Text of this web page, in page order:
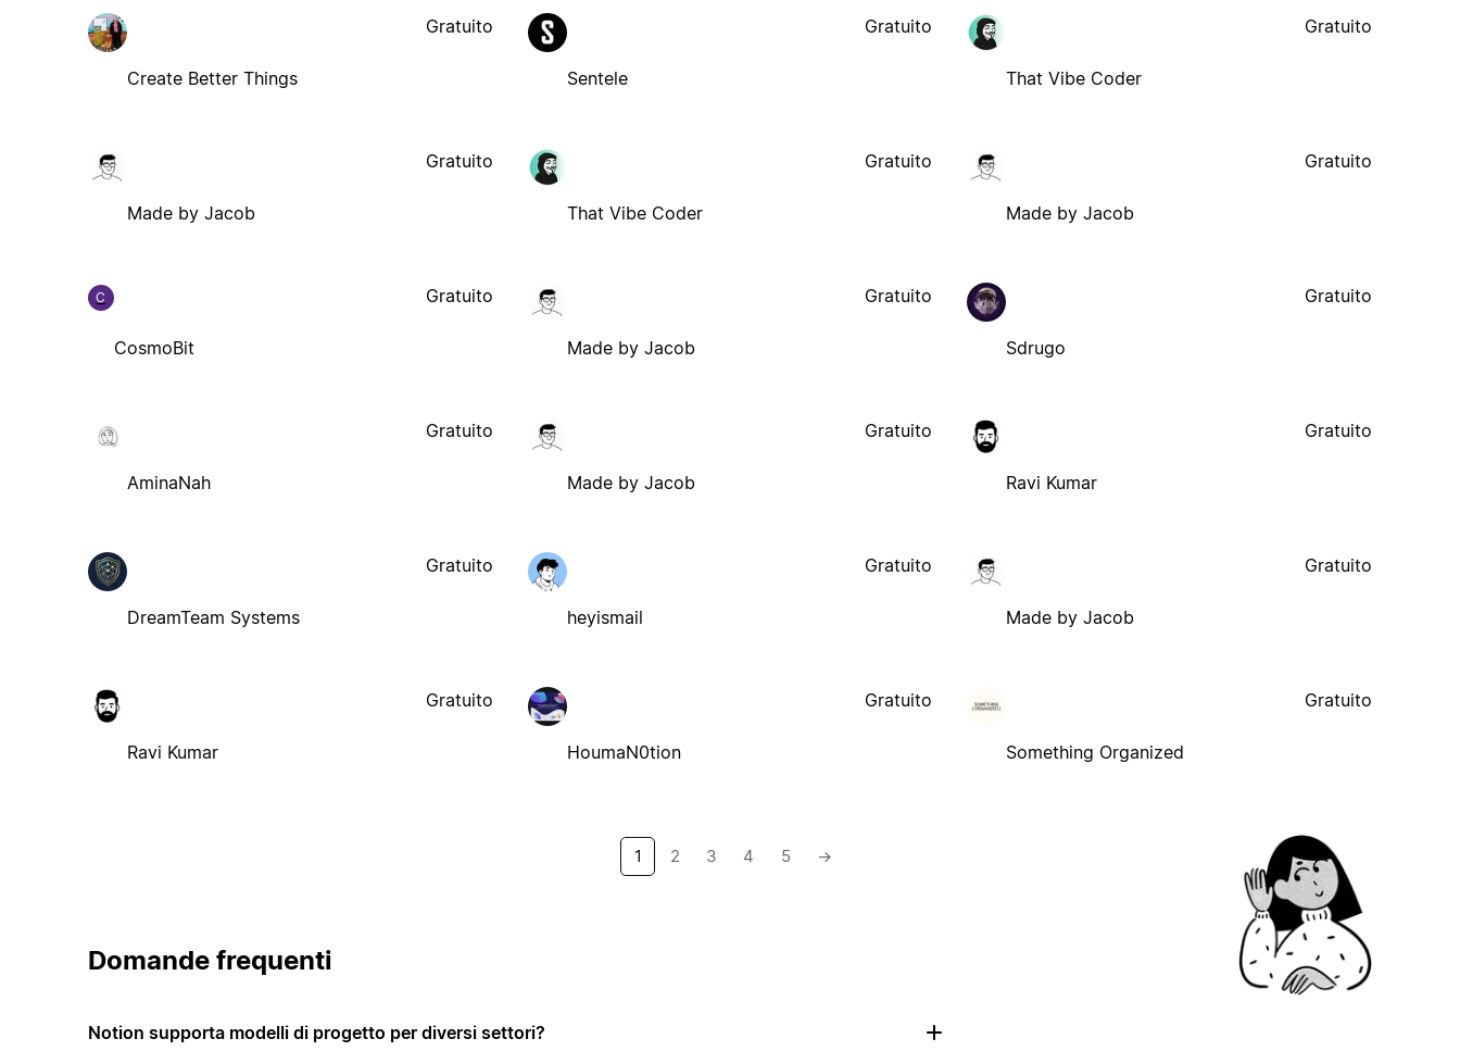
Create Better Things
Gratuito
Sentele
Gratuito
That Vibe Coder
Gratuito
Made by Jacob
Gratuito
That Vibe Coder
Gratuito
Made by Jacob
Gratuito
C
CosmoBit
Gratuito
Made by Jacob
Gratuito
Sdrugo
Gratuito
AminaNah
Gratuito
Made by Jacob
Gratuito
Ravi Kumar
Gratuito
DreamTeam Systems
Gratuito
heyismail
Gratuito
Made by Jacob
Gratuito
Ravi Kumar
Gratuito
HoumaN0tion
Gratuito
Something Organized
Gratuito
1 2 3 4 5 →
Domande frequenti
Notion supporta modelli di progetto per diversi settori?